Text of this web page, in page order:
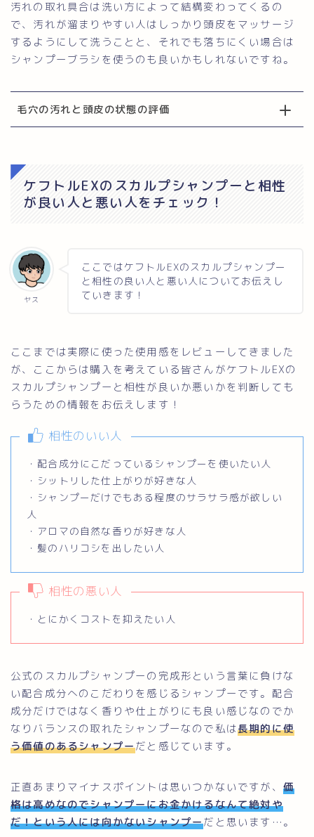
Follow Me
汚れの取れ具合は洗い方によって結構変わってくるの
で、汚れが溜まりやすい人はしっかり頭皮をマッサージ
するようにして洗うことと、それでも落ちにくい場合は
シャンプーブラシを使うのも良いかもしれないですね。
毛穴の汚れと頭皮の状態の評価
ケフトルEXのスカルプシャンプーと相性
が良い人と悪い人をチェック！
ヤス
ここではケフトルEXのスカルプシャンプー
と相性の良い人と悪い人についてお伝えし
ていきます！
ここまでは実際に使った使用感をレビューしてきました
が、ここからは購入を考えている皆さんがケフトルEXの
スカルプシャンプーと相性が良いか悪いかを判断しても
らうための情報をお伝えします！
相性のいい人
・配合成分にこだっているシャンプーを使いたい人
・シットリした仕上がりが好きな人
・シャンプーだけでもある程度のサラサラ感が欲しい
人
・アロマの自然な香りが好きな人
・髪のハリコシを出したい人
相性の悪い人
・とにかくコストを抑えたい人
公式のスカルプシャンプーの完成形という言葉に負けな
い配合成分へのこだわりを感じるシャンプーです。配合
成分だけではなく香りや仕上がりにも良い感じなのでか
なりバランスの取れたシャンプーなので私は長期的に使
う価値のあるシャンプーだと感じています。
正直あまりマイナスポイントは思いつかないですが、 価
格は高めなのでシャンプーにお金かけるなんて絶対や
だ！という人には向かないシャンプーだと思います…。